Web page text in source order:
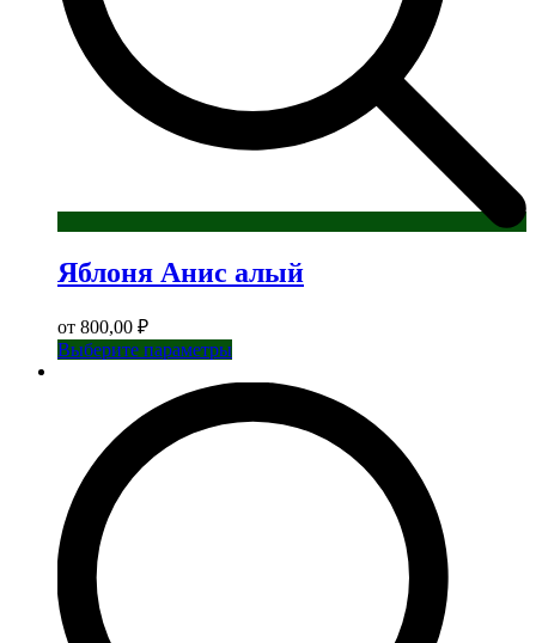
Яблоня Анис алый
от 800,00 ₽
Выберите параметрыЭтот
вариаций.